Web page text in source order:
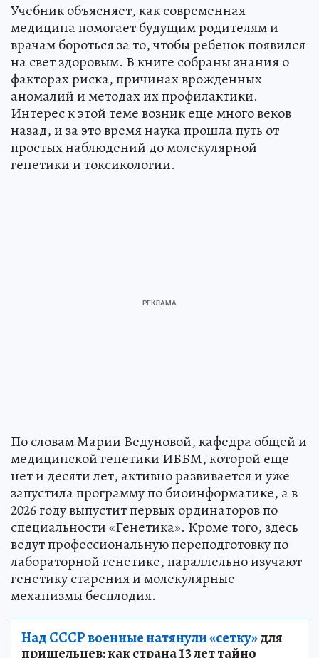
Учебник объясняет, как современная
медицина помогает будущим родителям и
врачам бороться за то, чтобы ребенок появился
на свет здоровым. В книге собраны знания о
факторах риска, причинах врожденных
аномалий и методах их профилактики.
Интерес к этой теме возник еще много веков
назад, и за это время наука прошла путь от
простых наблюдений до молекулярной
генетики и токсикологии.
По словам Марии Ведуновой, кафедра общей и
медицинской генетики ИББМ, которой еще
нет и десяти лет, активно развивается и уже
запустила программу по биоинформатике, а в
2026 году выпустит первых ординаторов по
специальности «Генетика». Кроме того, здесь
ведут профессиональную переподготовку по
лабораторной генетике, параллельно изучают
генетику старения и молекулярные
механизмы бесплодия.
Над СССР военные натянули «сетку»для
пришельцев: как страна 13 лет тайно